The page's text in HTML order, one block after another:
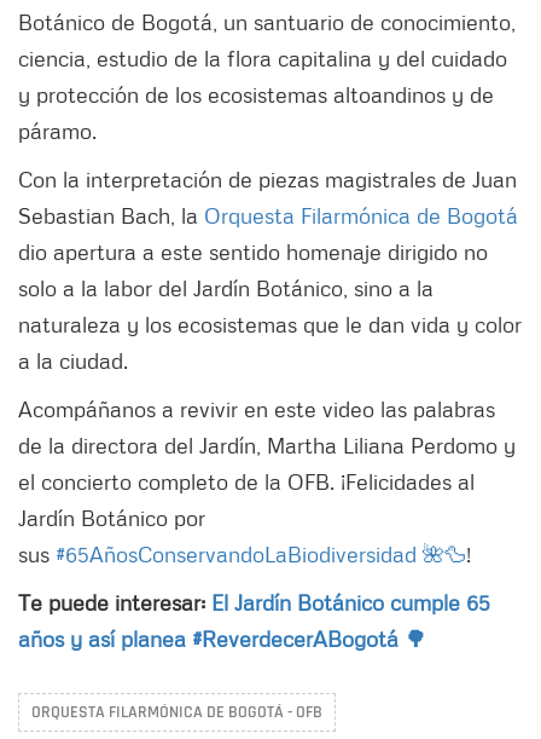
Botánico de Bogotá, un santuario de conocimiento,
ciencia, estudio de la flora capitalina y del cuidado
y protección de los ecosistemas altoandinos y de
páramo.
Con la interpretación de piezas magistrales de Juan
Sebastian Bach, la Orquesta Filarmónica de Bogotá
dio apertura a este sentido homenaje dirigido no
solo a la labor del Jardín Botánico, sino a la
naturaleza y los ecosistemas que le dan vida y color
a la ciudad.
Acompáñanos a revivir en este video las palabras
de la directora del Jardín, Martha Liliana Perdomo y
el concierto completo de la OFB. ¡Felicidades al
Jardín Botánico por
sus #65AñosConservandoLaBiodiversidad 🌺🦆!
Te puede interesar: El Jardín Botánico cumple 65
años y así planea #ReverdecerABogotá 🌳
ORQUESTA FILARMÓNICA DE BOGOTÁ - OFB